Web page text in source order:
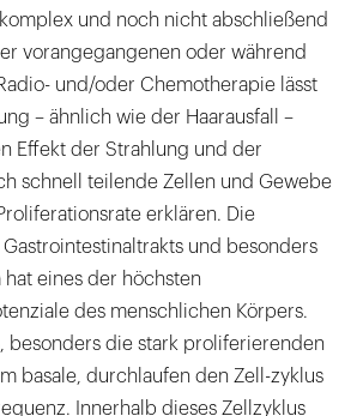
und noch nicht abschließend
vorangegangenen oder während
und/oder Chemotherapie lässt
– ähnlich wie der Haarausfall –
Effekt der Strahlung und der
schnell teilende Zellen und Gewebe
erklären. Die
und besonders
eines der höchsten
des menschlichen Körpers.
besonders die stark proliferierenden
basale, durchlaufen den Zell-zyklus
Innerhalb dieses Zellzyklus